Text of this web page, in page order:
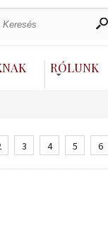
RÓLUNK
3 4 5 6